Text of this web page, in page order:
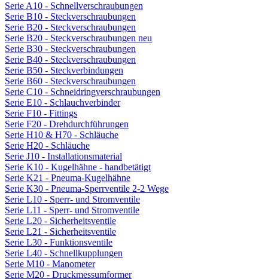
Serie A10 - Schnellverschraubungen
Serie B10 - Steckverschraubungen
Serie B20 - Steckverschraubungen
Serie B20 - Steckverschraubungen neu
Serie B30 - Steckverschraubungen
Serie B40 - Steckverschraubungen
Serie B50 - Steckverbindungen
Serie B60 - Steckverschraubungen
Serie C10 - Schneidringverschraubungen
Serie E10 - Schlauchverbinder
Serie F10 - Fittings
Serie F20 - Drehdurchführungen
Serie H10 & H70 - Schläuche
Serie H20 - Schläuche
Serie J10 - Installationsmaterial
Serie K10 - Kugelhähne - handbetätigt
Serie K21 - Pneuma-Kugelhähne
Serie K30 - Pneuma-Sperrventile 2-2 Wege
Serie L10 - Sperr- und Stromventile
Serie L11 - Sperr- und Stromventile
Serie L20 - Sicherheitsventile
Serie L21 - Sicherheitsventile
Serie L30 - Funktionsventile
Serie L40 - Schnellkupplungen
Serie M10 - Manometer
Serie M20 - Druckmessumformer